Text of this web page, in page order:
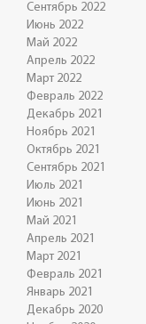
Сентябрь 2022
Июнь 2022
Май 2022
Апрель 2022
Март 2022
Февраль 2022
Декабрь 2021
Ноябрь 2021
Октябрь 2021
Сентябрь 2021
Июль 2021
Июнь 2021
Май 2021
Апрель 2021
Март 2021
Февраль 2021
Январь 2021
Декабрь 2020